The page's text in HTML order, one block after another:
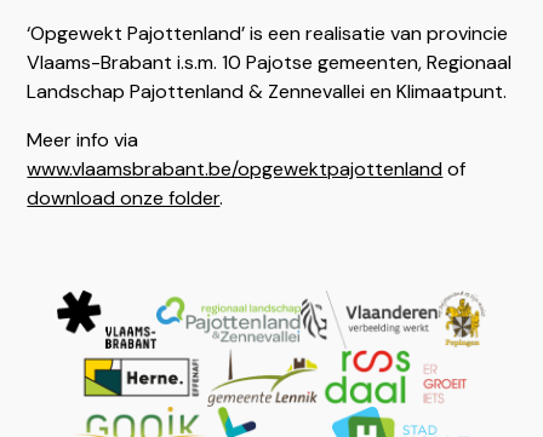
‘Opgewekt Pajottenland’ is een realisatie van provincie
Vlaams-Brabant i.s.m. 10 Pajotse gemeenten, Regionaal
Landschap Pajottenland & Zennevallei en Klimaatpunt.
Meer info via
www.vlaamsbrabant.be/opgewektpajottenlandof
download onze folder.